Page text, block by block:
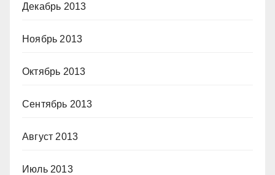
Декабрь 2013
Ноябрь 2013
Октябрь 2013
Сентябрь 2013
Август 2013
Июль 2013